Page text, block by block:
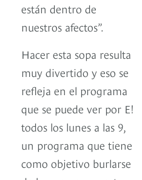
están dentro de
nuestros afectos”.
Hacer esta sopa resulta
muy divertido y eso se
refleja en el programa
que se puede ver por E!
todos los lunes a las 9,
un programa que tiene
como objetivo burlarse